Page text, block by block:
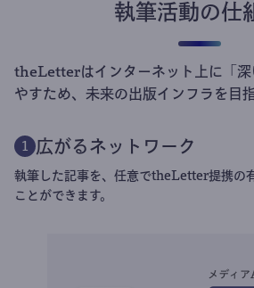
執筆活動の仕
theLetterはインターネット上に「深
やすため、未来の出版インフラを目
1 広がるネットワーク
執筆した記事を、任意でtheLetter提携の
ことができます。